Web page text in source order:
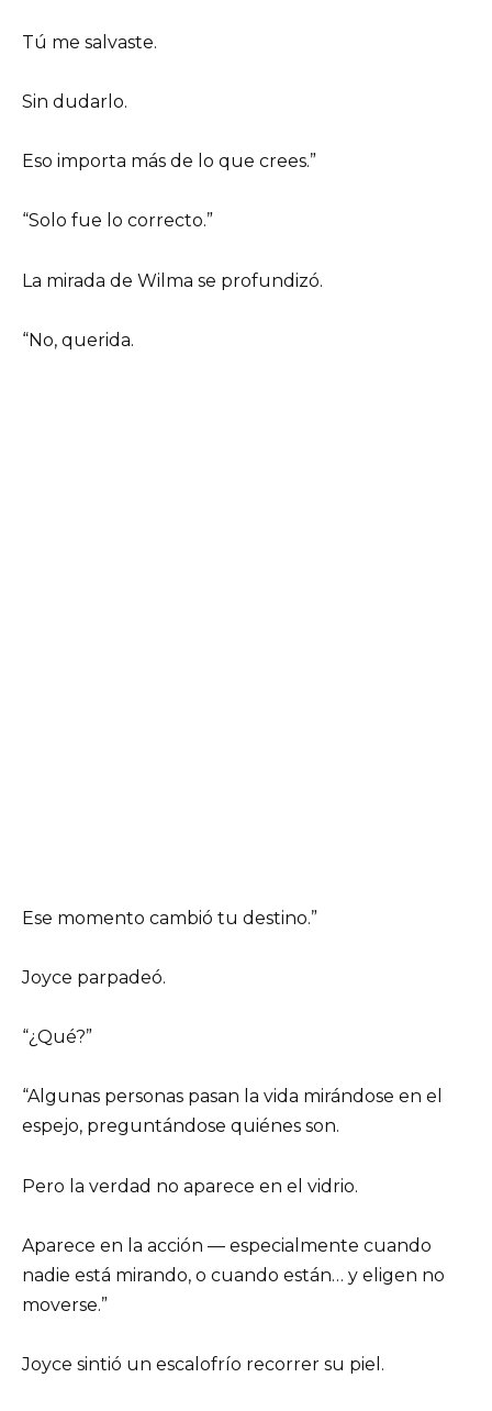
Tú me salvaste.
Sin dudarlo.
Eso importa más de lo que crees.”
“Solo fue lo correcto.”
La mirada de Wilma se profundizó.
“No, querida.
Ese momento cambió tu destino.”
Joyce parpadeó.
“¿Qué?”
“Algunas personas pasan la vida mirándose en el
espejo, preguntándose quiénes son.
Pero la verdad no aparece en el vidrio.
Aparece en la acción — especialmente cuando
nadie está mirando, o cuando están… y eligen no
moverse.”
Joyce sintió un escalofrío recorrer su piel.